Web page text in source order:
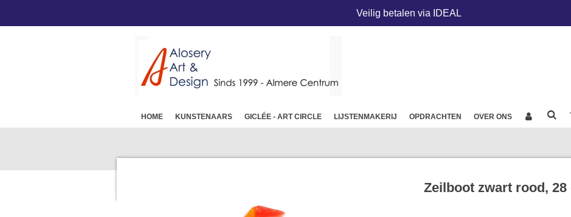
Veilig betalen via IDEAL
HOME KUNSTENAARS GICLÉE - ART CIRCLE LIJSTENMAKERIJ OPDRACHTEN OVER ONS
Zeilboot zwart rood, 28